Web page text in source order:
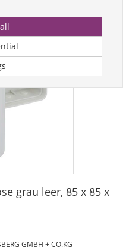
grau leer, 85 x 85 x
GMBH + CO.KG